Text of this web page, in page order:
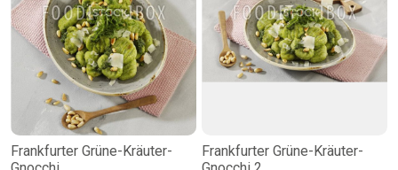
Frankfurter Grüne-Kräuter-
Frankfurter Grüne-Kräuter-